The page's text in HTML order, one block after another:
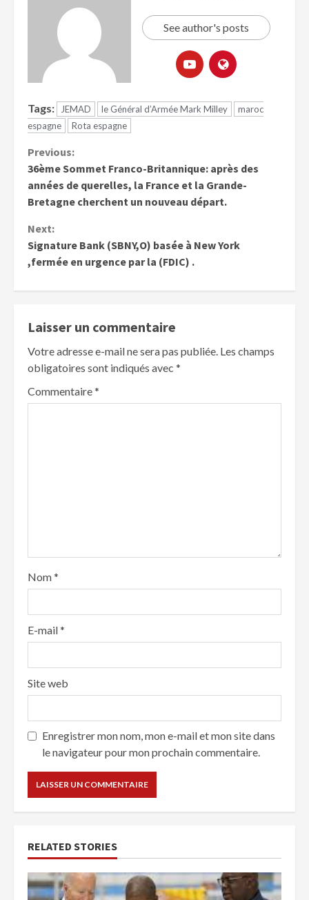
See author's posts
Tags: JEMAD le Général d’Armée Mark Milley
maroc
espagne
Rota espagne
Previous:
36ème Sommet Franco-Britannique: après des
années de querelles, la France et la Grande-
Bretagne cherchent un nouveau départ.
Next:
Signature Bank (SBNY,O) basée à New York
,fermée en urgence par la (FDIC) .
Laisser un commentaire
Votre adresse e-mail ne sera pas publiée. Les champs
obligatoires sont indiqués avec *
Commentaire*
Nom*
E-mail*
Site web
Enregistrer mon nom, mon e-mail et mon site dans
le navigateur pour mon prochain commentaire.
RELATED STORIES